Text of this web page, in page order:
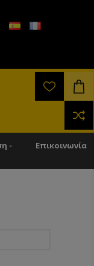
-
Επικοινωνία